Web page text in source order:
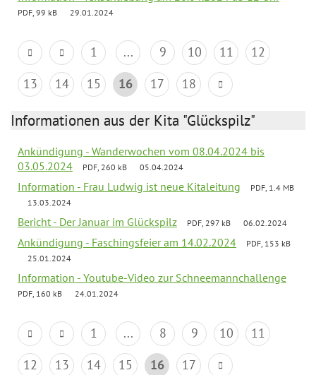
PDF, 99 kB 29.01.2024
1 ... 9 10 11
12
13
14 15 16 17 18
Informationen aus der Kita "Glückspilz"
Ankündigung - Wanderwochen vom 08.04.2024 bis
03.05.2024
PDF, 260 kB 05.04.2024
Information - Frau Ludwig ist neue Kitaleitung
PDF, 1.4 MB
13.03.2024
Bericht - Der Januar im Glückspilz PDF, 297 kB 06.02.2024
Ankündigung - Faschingsfeier am 14.02.2024
PDF, 153 kB
25.01.2024
Information - Youtube-Video zur Schneemannchallenge
PDF, 160 kB 24.01.2024
1 ... 8 9 10
11
12
13 14 15 16 17